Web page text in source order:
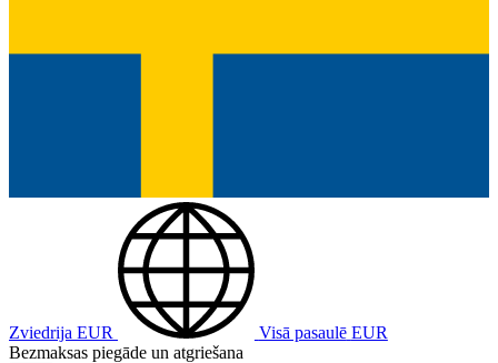
Zviedrija EUR Visā pasaulē EUR
Bezmaksas piegāde un atgriešana